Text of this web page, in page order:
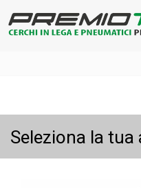
Seleziona la tua